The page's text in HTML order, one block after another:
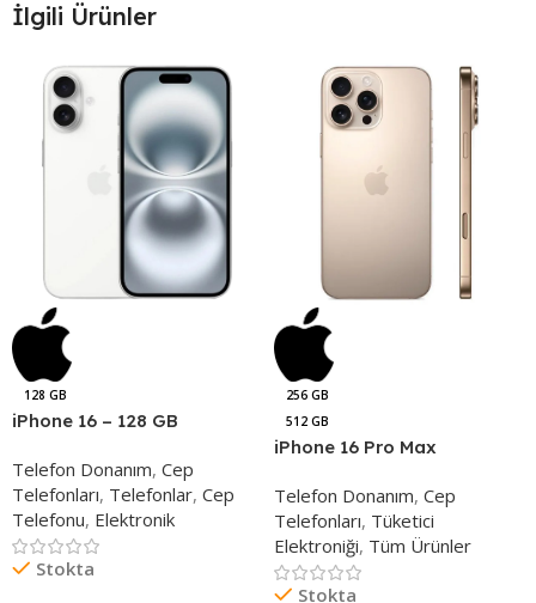
İlgili Ürünler
128 GB
iPhone 16 – 128 GB
Telefon Donanım, Cep
Telefonları, Telefonlar, Cep
Telefonu, Elektronik
Stokta
256 GB
512 GB
iPhone 16 Pro Max
Telefon Donanım, Cep
Telefonları, Tüketici
Elektroniği, Tüm Ürünler
Stokta